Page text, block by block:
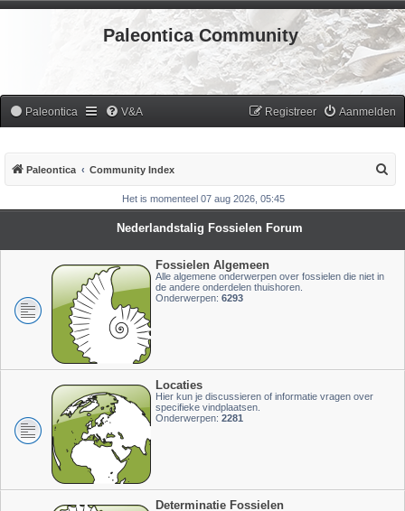
Paleontica Community
Paleontica V&A Aanmelden
Registreer
Paleontica Community Index
e
Het is momenteel 07 aug 2026, 05:45
Nederlandstalig Fossielen Forum
Fossielen Algemeen
Alle algemene onderwerpen over fossielen die niet in
de andere onderdelen thuishoren.
Onderwerpen: 6293
Locaties
Hier kun je discussieren of informatie vragen over
specifieke vindplaatsen.
Onderwerpen: 2281
Determinatie Fossielen